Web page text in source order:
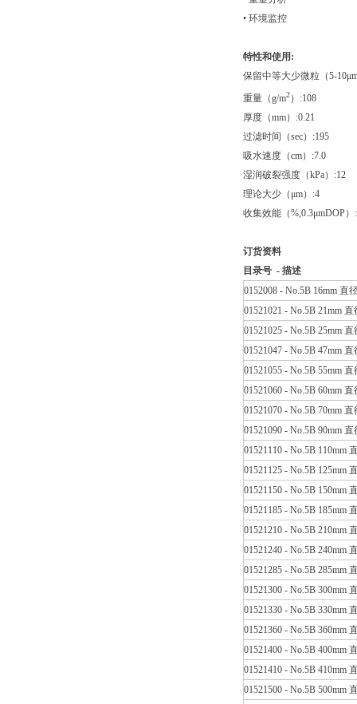
• 环境监控
特性和使用:
保留中等大少微粒（5-
重量（g/m2）:108
厚度（mm）:0.21
过滤时间（sec）:195
吸水速度（cm）:7.0
湿润破裂强度（kPa）:12
理论大少（μm）:4
收集效能（%,0.3μmDOP）
订货资料
目录号 - 描述
0152008 - No.5B 16mm 直
01521021 - No.5B 21mm
01521025 - No.5B 25mm
01521047 - No.5B 47mm
01521055 - No.5B 55mm
01521060 - No.5B 60mm
01521070 - No.5B 70mm
01521090 - No.5B 90mm
01521110 - No.5B 110mm
01521125 - No.5B 125mm
01521150 - No.5B 150mm
01521185 - No.5B 185mm
01521210 - No.5B 210mm
01521240 - No.5B 240mm
01521285 - No.5B 285mm
01521300 - No.5B 300mm
01521330 - No.5B 330mm
01521360 - No.5B 360mm
01521400 - No.5B 400mm
01521410 - No.5B 410mm
01521500 - No.5B 500mm